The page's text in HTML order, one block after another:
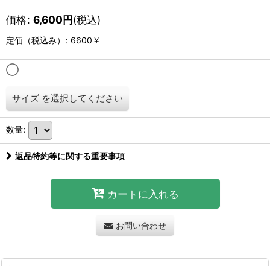
価格: 6,600円(税込)
定価（税込み） : 6600￥
◯
サイズ を選択してください
数量:
返品特約等に関する重要事項
カートに入れる
お問い合わせ